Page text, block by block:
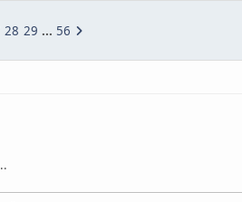
28 29 ... 56